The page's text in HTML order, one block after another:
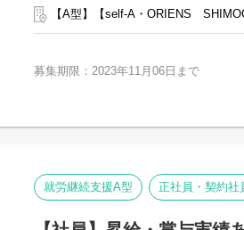
・
【A型】【self-A・ORIENS
募集期限：2023年11月06日まで
就労継続支援A型 正社員・契約社